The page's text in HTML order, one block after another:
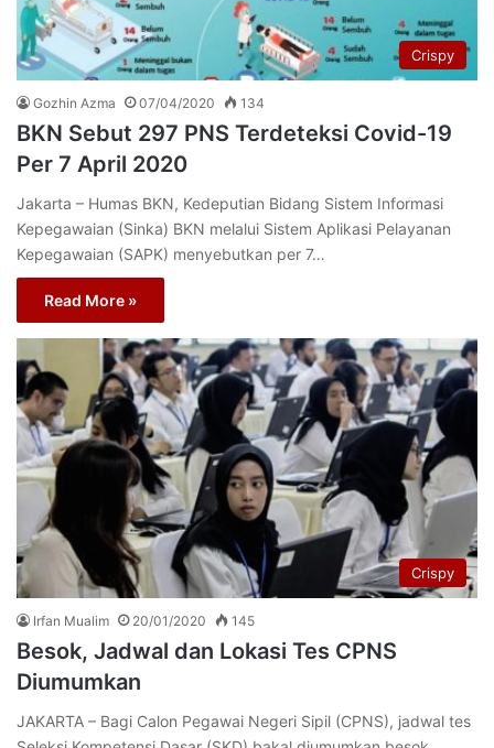
Crispy
Gozhin Azma 07/04/2020 134
BKN Sebut 297 PNS Terdeteksi Covid-19
Per 7 April 2020
Jakarta – Humas BKN, Kedeputian Bidang Sistem Informasi
Kepegawaian (Sinka) BKN melalui Sistem Aplikasi Pelayanan
Kepegawaian (SAPK) menyebutkan per 7…
Read More »
Crispy
Irfan Mualim 20/01/2020 145
Besok, Jadwal dan Lokasi Tes CPNS
Diumumkan
JAKARTA – Bagi Calon Pegawai Negeri Sipil (CPNS), jadwal tes